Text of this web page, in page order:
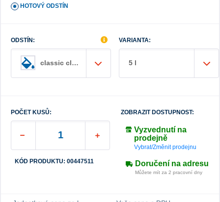
HOTOVÝ ODSTÍN
ODSTÍN:
classic clear
VARIANTA:
5 l
POČET KUSŮ:
KÓD PRODUKTU: 00447511
ZOBRAZIT DOSTUPNOST:
Vyzvednutí na
prodejně
Vybrat/Změnit prodejnu
Doručení na adresu
Můžete mít za 2 pracovní dny